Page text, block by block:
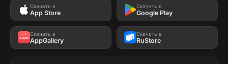
Скачать в
App Store
Скачать в
Google Play
Скачать в
AppGallery
Скачать в
RuStore